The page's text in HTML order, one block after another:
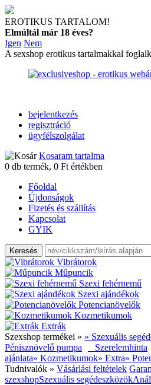
EROTIKUS TARTALOM!
Elmúltál már 18 éves?
Igen Nem
A sexshop erotikus tartalmakkal
bejelentkezés
regisztráció
ügyfélszolgálat
Kosaram tartalma
0 db termék, 0 Ft értékben
Főoldal
Újdonságok
Fizetés és szállítás
Kapcsolat
GYIK
Vibrátorok
Műpuncik
Szexi fehérnemű
Szexi ajándékok
Potencianövelők
Kozmetikumok
Extrák
Szexshop termékei » » Szexuális
Pénisznövelő pumpa
Szerelemhinta
ajánlata» Kozmetikumok» Extra»
Tudnivalók » Vásárlási feltételek
szexshopSzexuális segédeszközök